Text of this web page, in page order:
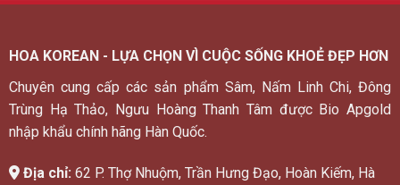
HOA KOREAN - LỰA CHỌN VÌ CUỘC SỐNG KHOẺ ĐẸP HƠN
Chuyên cung cấp các sản phẩm Sâm, Nấm Linh Chi, Đông
Trùng Hạ Thảo, Ngưu Hoàng Thanh Tâm được Bio Apgold
nhập khẩu chính hãng Hàn Quốc.
Địa chỉ: 62 P. Thợ Nhuộm, Trần Hưng Đạo, Hoàn Kiếm, Hà